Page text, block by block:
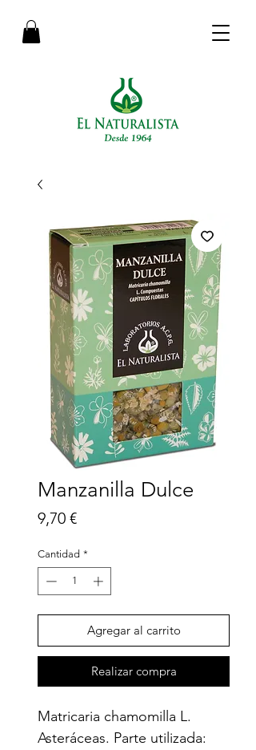
Manzanilla Dulce
9,70 €Precio
Cantidad *
Agregar al carrito
Realizar compra
Matricaria chamomilla L.
Asteráceas. Parte utilizada: